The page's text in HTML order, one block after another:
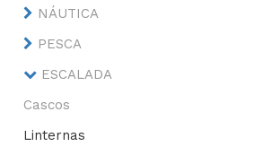
NÁUTICA
PESCA
ESCALADA
Cascos
Linternas